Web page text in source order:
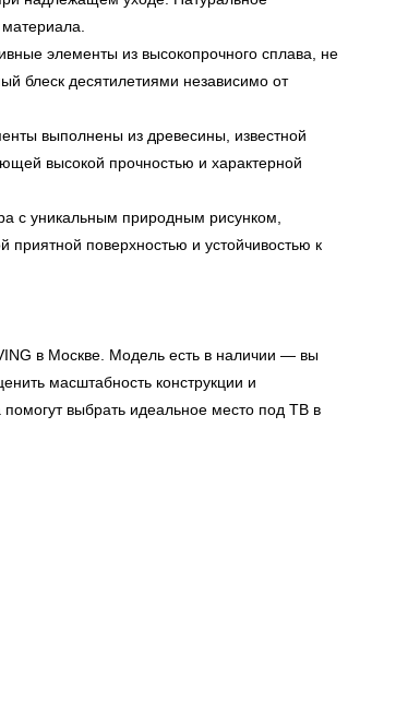
элементы из высокопрочного сплава, не
блеск десятилетиями независимо от
выполнены из древесины, известной
высокой прочностью и характерной
с уникальным природным рисунком,
приятной поверхностью и устойчивостью к
в Москве. Модель есть в наличии — вы
масштабность конструкции и
выбрать идеальное место под ТВ в